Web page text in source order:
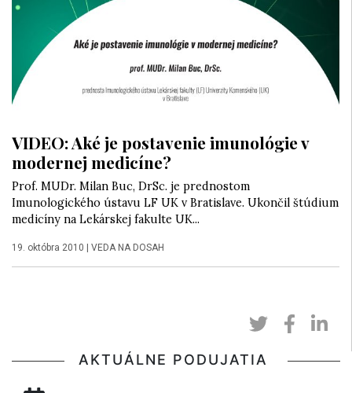
VIDEO: Aké je postavenie imunológie v
modernej medicíne?
Prof. MUDr. Milan Buc, DrSc. je prednostom
Imunologického ústavu LF UK v Bratislave. Ukončil štúdium
medicíny na Lekárskej fakulte UK...
19. októbra 2010 VEDA NA DOSAH
AKTUÁLNE PODUJATIA